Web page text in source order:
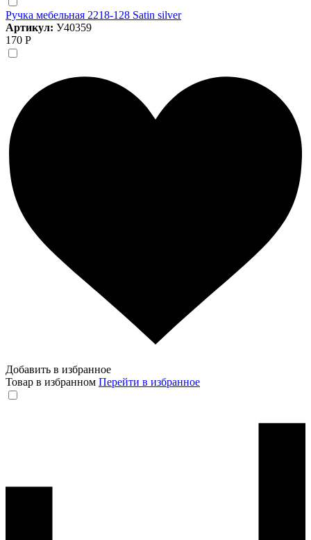
Ручка мебельная 2218-128 Satin silver
Артикул: У40359
170 Р
Добавить в избранное
Товар в избранном Перейти в избранное